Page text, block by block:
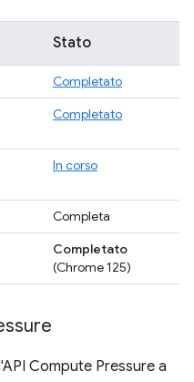
Stato
Completato
Completato
In corso
Completa
Completato
(Chrome 125)
Compute Pressure a